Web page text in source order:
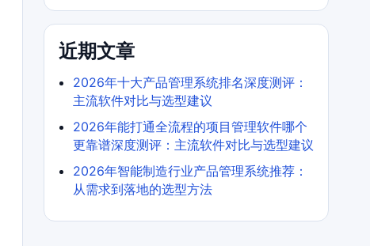
近期文章
2026年十大产品管理系统排名深度测评：
主流软件对比与选型建议
2026年能打通全流程的项目管理软件哪个
更靠谱深度测评：主流软件对比与选型建议
2026年智能制造行业产品管理系统推荐：
从需求到落地的选型方法